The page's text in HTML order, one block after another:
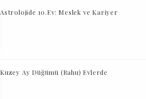
Astrolojide 10.Ev: Meslek ve Kariyer
Kuzey Ay Düğümü (Rahu) Evlerde